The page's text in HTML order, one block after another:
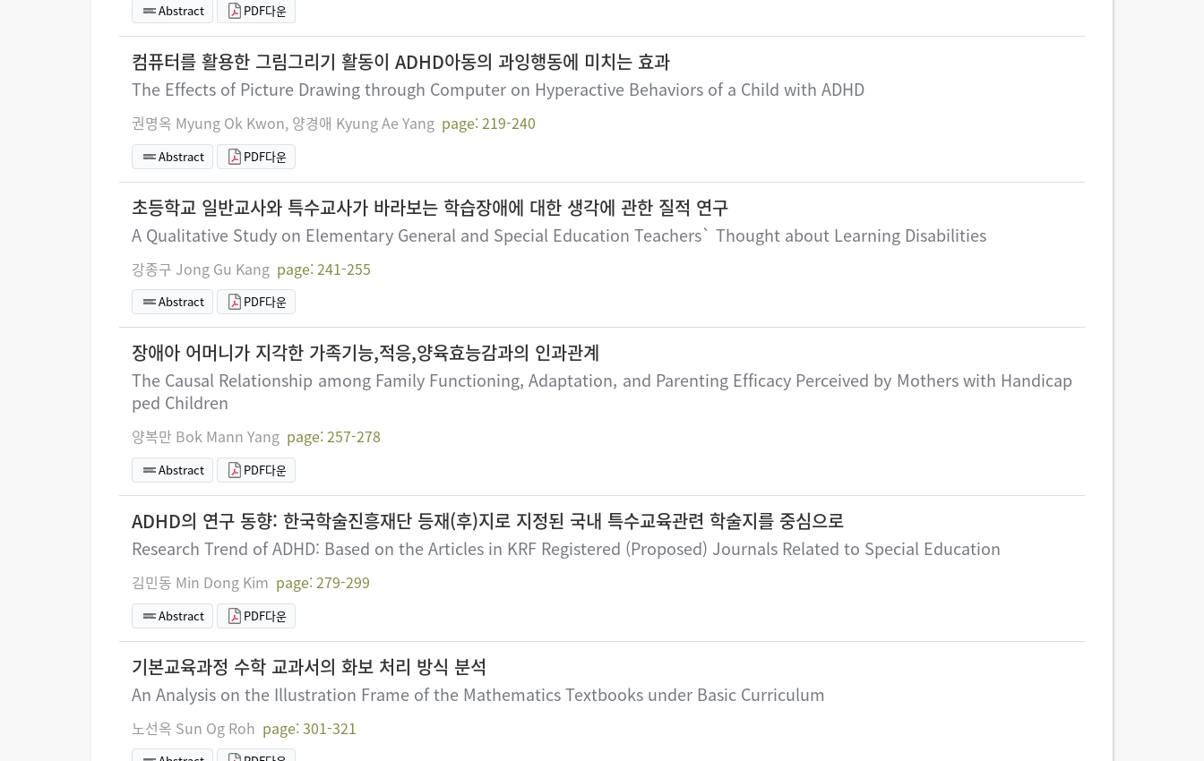
Abstract PDF다운
컴퓨터를 활용한 그림그리기 활동이 ADHD아동의 과잉행동에 미치는 효과
The Effects of Picture Drawing through Computer on Hyperactive Behaviors of a Child with ADHD
권명옥 Myung Ok Kwon, 양경애 Kyung Ae Yang page: 219-240
Abstract PDF다운
초등학교 일반교사와 특수교사가 바라보는 학습장애에 대한 생각에 관한 질적 연구
A Qualitative Study on Elementary General and Special Education Teachers` Thought about Learning Disabilities
강종구 Jong Gu Kang page: 241-255
Abstract PDF다운
장애아 어머니가 지각한 가족기능,적응,양육효능감과의 인과관계
The Causal Relationship among Family Functioning, Adaptation, and Parenting Efficacy Perceived by Mothers with Handicap
ped Children
양복만 Bok Mann Yang page: 257-278
Abstract PDF다운
ADHD의 연구 동향: 한국학술진흥재단 등재(후)지로 지정된 국내 특수교육관련 학술지를 중심으로
Research Trend of ADHD: Based on the Articles in KRF Registered (Proposed) Journals Related to Special Education
김민동 Min Dong Kim page: 279-299
Abstract PDF다운
기본교육과정 수학 교과서의 화보 처리 방식 분석
An Analysis on the Illustration Frame of the Mathematics Textbooks under Basic Curriculum
노선옥 Sun Og Roh page: 301-321